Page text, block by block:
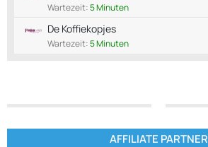
Wartezeit:5 Minuten
De Koffiekopjes
Wartezeit:5 Minuten
AFFILIATE PARTNER